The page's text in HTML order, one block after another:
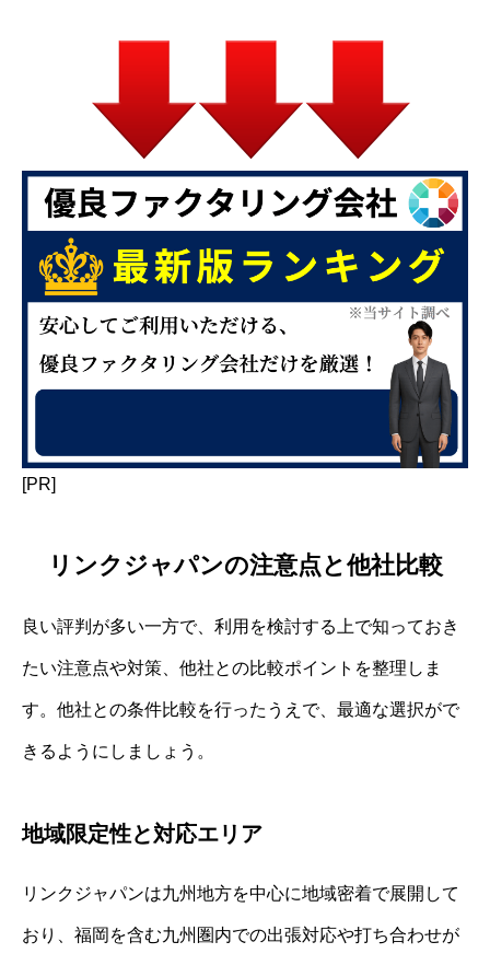
[PR]
リンクジャパンの注意点と他社比較
良い評判が多い一方で、利用を検討する上で知っておき
たい注意点や対策、他社との比較ポイントを整理しま
す。他社との条件比較を行ったうえで、最適な選択がで
きるようにしましょう。
地域限定性と対応エリア
リンクジャパンは九州地方を中心に地域密着で展開して
おり、福岡を含む九州圏内での出張対応や打ち合わせが